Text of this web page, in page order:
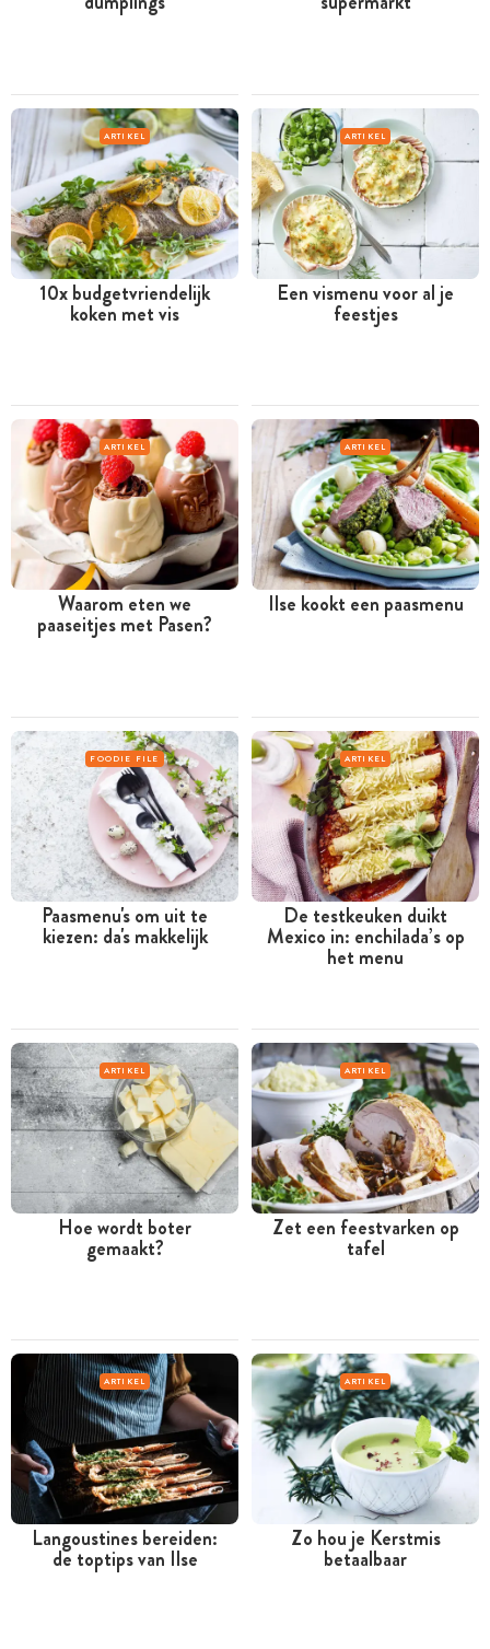
ARTIKEL
10x budgetvriendelijk
koken met vis
ARTIKEL
Een vismenu voor al je
feestjes
ARTIKEL
Waarom eten we
paaseitjes met Pasen?
ARTIKEL
Ilse kookt een paasmenu
FOODIE FILE
Paasmenu's om uit te
kiezen: da's makkelijk
ARTIKEL
De testkeuken duikt
Mexico in: enchilada’s op
het menu
ARTIKEL
Hoe wordt boter
gemaakt?
ARTIKEL
Zet een feestvarken op
tafel
ARTIKEL
Langoustines bereiden:
de toptips van Ilse
ARTIKEL
Zo hou je Kerstmis
betaalbaar